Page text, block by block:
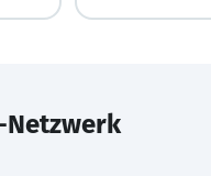
Netzwerk